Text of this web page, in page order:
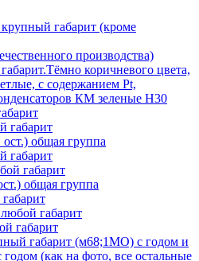
габарит (кроме
производства)
коричневого цвета,
с содержанием Pt,
КМ зеленые Н30
габарит
общая группа
габарит
габарит
общая группа
габарит
габарит
габарит (м68;1МО) с годом и
(как на фото, все остальные